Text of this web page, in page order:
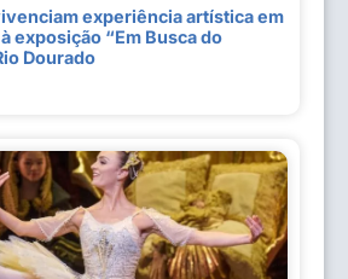
experiência artística em
exposição “Em Busca do
Dourado